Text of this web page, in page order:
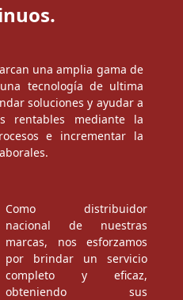
una amplia gama de
tecnología de ultima
soluciones y ayudar a
rentables mediante la
e incrementar la
Como distribuidor
nacional de nuestras
marcas, nos esforzamos
por brindar un servicio
completo y eficaz,
obteniendo sus